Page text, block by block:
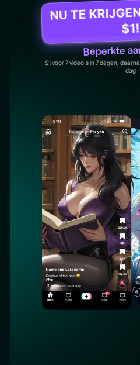
NU TE
$1!
Beperkte
$1 voor 7 video's in 7 dagen,
dag